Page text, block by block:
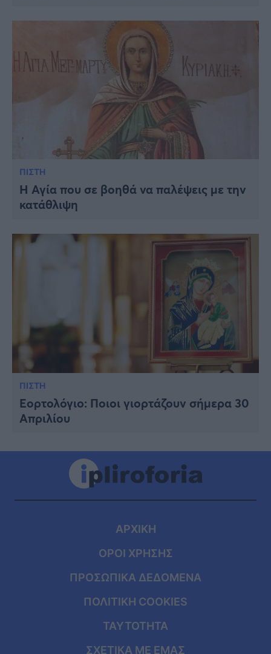
ΠΙΣΤΗ
Η Αγία που σε βοηθά να παλέψεις με την
κατάθλιψη
ΠΙΣΤΗ
Εορτολόγιo: Ποιοι γιορτάζουν σήμερα 30
Απριλίου
ΑΡΧΙΚΗ
ΟΡΟΙ ΧΡΗΣΗΣ
ΠΡΟΣΩΠΙΚΑ ΔΕΔΟΜΕΝΑ
ΠΟΛΙΤΙΚΗ COOKIES
ΤΑΥΤΟΤΗΤΑ
ΣΧΕΤΙΚΑ ΜΕ ΕΜΑΣ